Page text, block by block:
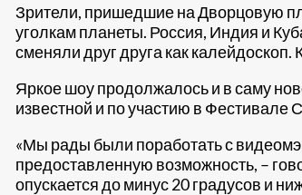
Зрители, пришедшие на Дворцовую
уголкам планеты. Россия, Индия и
сменяли друг друга как
Яркое шоу продолжалось и в саму
известной и по участию в Фестивале
«Мы рады были поработать с
предоставленную возможность, –
опускается до минус 20 градусов и